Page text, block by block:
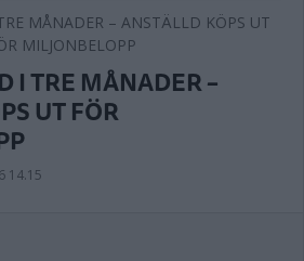
I TRE MÅNADER –
UT FÖR
14.15